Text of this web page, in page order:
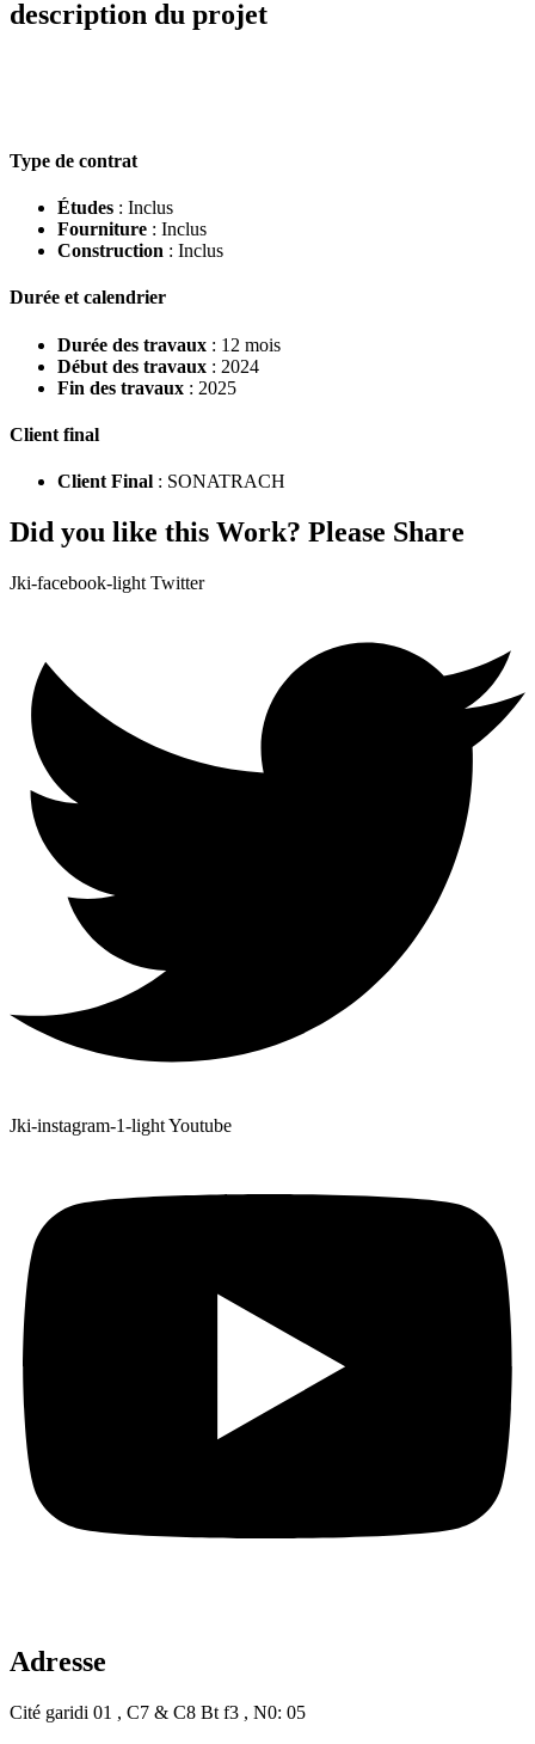
description du projet
Type de contrat
Études : Inclus
Fourniture : Inclus
Construction : Inclus
Durée et calendrier
Durée des travaux : 12 mois
Début des travaux : 2024
Fin des travaux : 2025
Client final
Client Final : SONATRACH
Did you like this Work? Please Share
Jki-facebook-light Twitter
Jki-instagram-1-lightYoutube
Adresse
Cité garidi 01 , C7 & C8 Bt f3 , N0: 05